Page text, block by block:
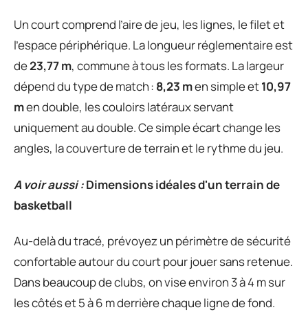
Un court comprend l’aire de jeu, les lignes, le filet et
l’espace périphérique. La longueur réglementaire est
de23,77 m, commune à tous les formats. La largeur
dépend du type de match : 8,23 men simple et10,97
men double, les couloirs latéraux servant
uniquement au double. Ce simple écart change les
angles, la couverture de terrain et le rythme du jeu.
A voir aussi :Dimensions idéales d'un terrain de
basketball
Au-delà du tracé, prévoyez un périmètre de sécurité
confortable autour du court pour jouer sans retenue.
Dans beaucoup de clubs, on vise environ 3 à 4 m sur
les côtés et 5 à 6 m derrière chaque ligne de fond.